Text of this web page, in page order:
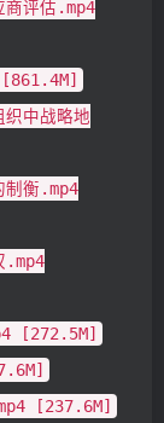
评估.mp4
中战略地
衡.mp4
[272.5M]
[237.6M]